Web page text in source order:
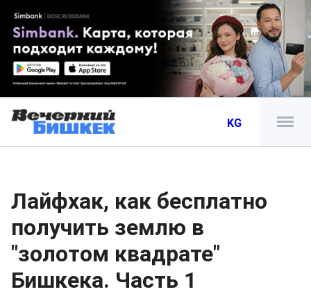
KG
Лайфхак, как бесплатно
получить землю в
"золотом квадрате"
Бишкека. Часть 1